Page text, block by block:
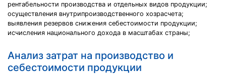
рентабельности производства и отдельных видов продукции;
осуществления внутрипроизводственного хозрасчета;
выявления резервов снижения себестоимости продукции;
исчисления национального дохода в масштабах страны;
Анализ затрат на производство и
себестоимости продукции